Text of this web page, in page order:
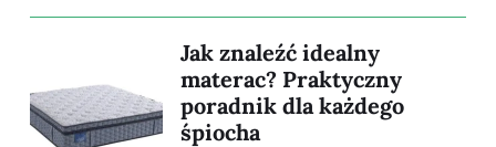
Jak znaleźć idealny
materac? Praktyczny
poradnik dla każdego
śpiocha